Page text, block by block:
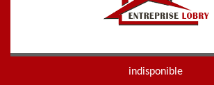
indisponible